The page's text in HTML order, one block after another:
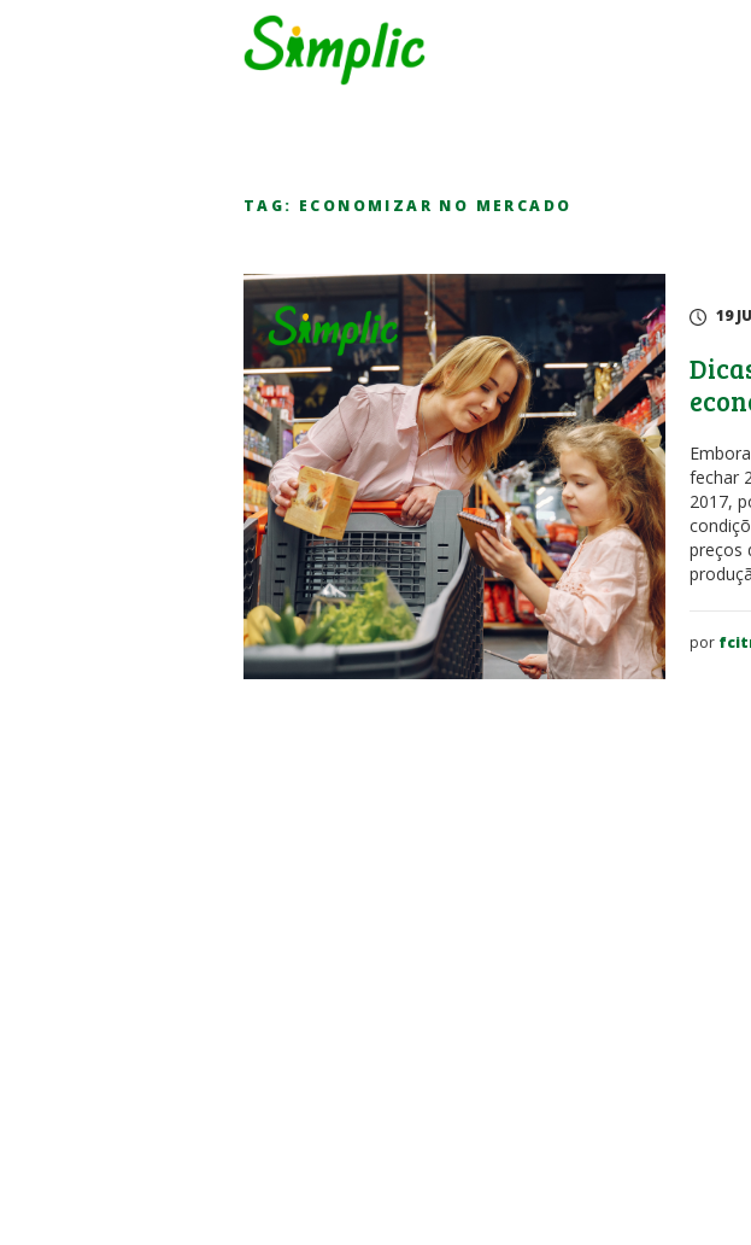
TAG: ECONOMIZAR NO MERCADO
19
fechar
2017,
preços
por